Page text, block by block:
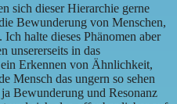
sich dieser Hierarchie gerne
Bewunderung von Menschen,
halte dieses Phänomen aber
unsererseits in das
Erkennen von Ähnlichkeit,
Mensch das ungern so sehen
Bewunderung und Resonanz